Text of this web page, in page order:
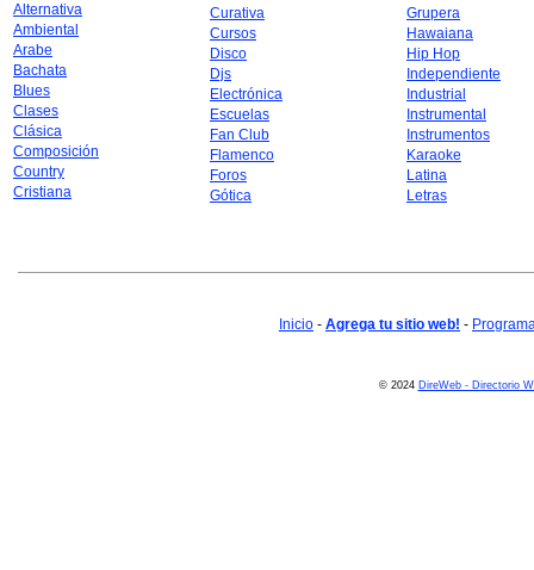
Alternativa
Ambiental
Arabe
Bachata
Blues
Clases
Clásica
Composición
Country
Cristiana
Curativa
Cursos
Disco
Djs
Electrónica
Escuelas
Fan Club
Flamenco
Foros
Gótica
Grupera
Hawaiana
Hip Hop
Independiente
Industrial
Instrumental
Instrumentos
Karaoke
Latina
Letras
Inicio - Agrega tu sitio web! -
© 2024 DireWeb - Directorio